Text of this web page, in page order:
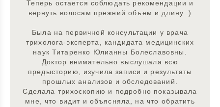
Теперь остается соблюдать рекомендации и
вернуть волосам прежний объем и длину :)
Была на первичной консультации у врача
трихолога-эксперта, кандидата медицинских
наук Титаренко Юлианны Болеславовны.
Доктор внимательно выслушала всю
предысторию, изучила записи и результаты
прошлых анализов и обследований.
Сделала трихоскопию и подробно показывала
мне, что видит и объясняла, на что обратить